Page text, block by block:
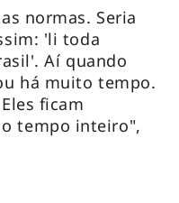
normas. Seria
'li toda
Aí quando
há muito tempo.
ficam
tempo inteiro",